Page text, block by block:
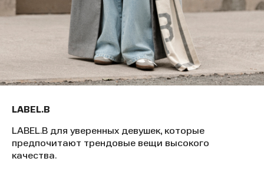
LABEL.B
LABEL.B для уверенных девушек, которые
предпочитают трендовые вещи высокого
качества.